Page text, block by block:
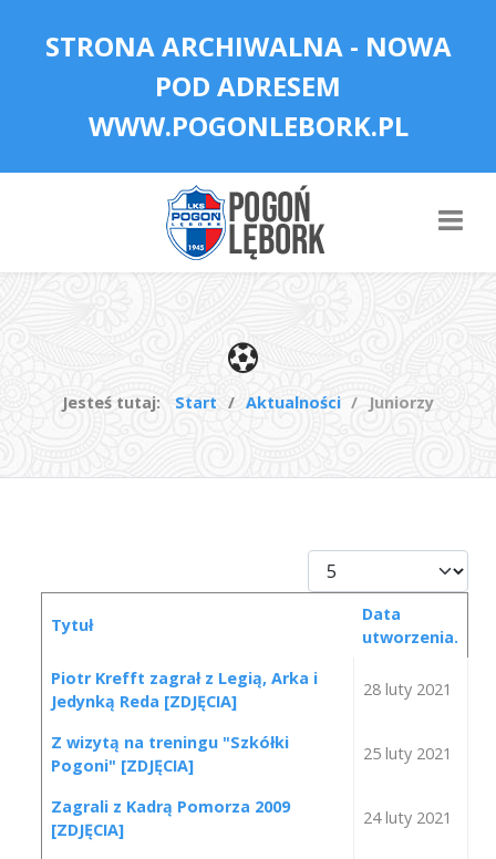
STRONA ARCHIWALNA - NOWA
POD ADRESEM
WWW.POGONLEBORK.PL
Jesteś tutaj: Start Aktualności Juniorzy
Pokaż #
Spis artykułów
Tytuł
Data
utworzenia.
Piotr Krefft zagrał z Legią, Arka i
Jedynką Reda [ZDJĘCIA]
28 luty 2021
Z wizytą na treningu "Szkółki
Pogoni" [ZDJĘCIA]
25 luty 2021
Zagrali z Kadrą Pomorza 2009
[ZDJĘCIA]
24 luty 2021